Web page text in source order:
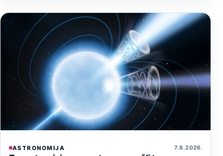
ASTRONOMIJA 7. 8. 2026.